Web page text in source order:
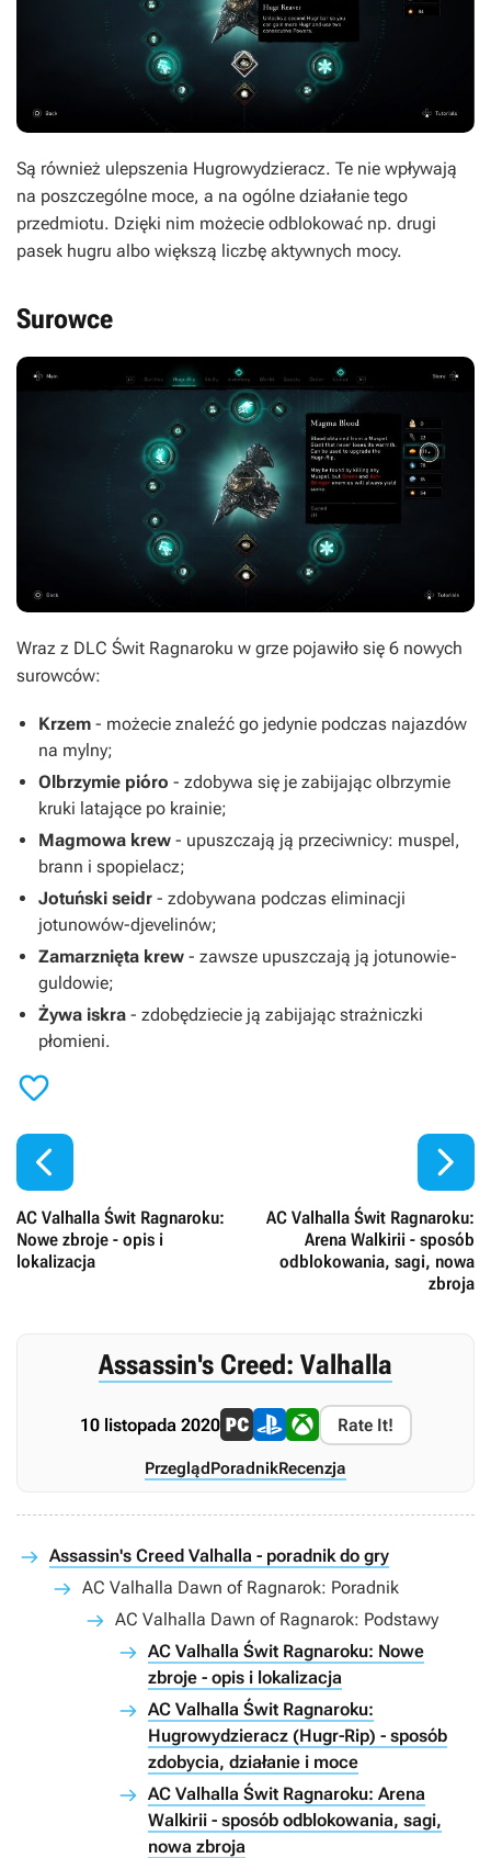
Są również ulepszenia Hugrowydzieracz. Te nie wpływają
na poszczególne moce, a na ogólne działanie tego
przedmiotu. Dzięki nim możecie odblokować np. drugi
pasek hugru albo większą liczbę aktywnych mocy.
Surowce
Wraz z DLC Świt Ragnaroku w grze pojawiło się 6 nowych
surowców:
Krzem - możecie znaleźć go jedynie podczas najazdów
na mylny;
Olbrzymie pióro - zdobywa się je zabijając olbrzymie
kruki latające po krainie;
Magmowa krew - upuszczają ją przeciwnicy: muspel,
brann i spopielacz;
Jotuński seidr - zdobywana podczas eliminacji
jotunowów-djevelinów;
Zamarznięta krew - zawsze upuszczają ją jotunowie-
guldowie;
Żywa iskra - zdobędziecie ją zabijając strażniczki
płomieni.


AC Valhalla Świt Ragnaroku:
Nowe zbroje - opis i
lokalizacja
AC Valhalla Świt Ragnaroku:
Arena Walkirii - sposób
odblokowania, sagi, nowa
zbroja

Assassin's Creed: Valhalla
10 listopada 2020 Rate It!
PrzeglądPoradnikRecenzja
Assassin's Creed Valhalla - poradnik do gry
AC Valhalla Dawn of Ragnarok: Poradnik
AC Valhalla Dawn of Ragnarok: Podstawy
AC Valhalla Świt Ragnaroku: Nowe
zbroje - opis i lokalizacja
AC Valhalla Świt Ragnaroku:
Hugrowydzieracz (Hugr-Rip) - sposób
zdobycia, działanie i moce
AC Valhalla Świt Ragnaroku: Arena
Walkirii - sposób odblokowania, sagi,
nowa zbroja